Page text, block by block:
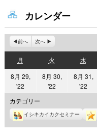
カレンダー
前へ 次へ
月
曜
日
火
曜
日
水水
曜
日
8月 29,
'22
年
8
月
29
8月 30,
'22
8
月
30
8月 31,
'22
8
月
31
カテゴリー
イシキカイカクセミナー